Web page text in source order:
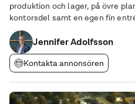
produktion och lager, på övre
kontorsdel samt en egen fin
kontorsrum, mötesrum samt
Jennifer Adolfsson
Kontakta annonsören